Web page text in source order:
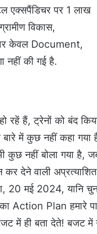
एक्सपैंडिचर पर 1 लाख
विकास,
पर केवल Document,
नहीं की गई है.
रहें हैं, ट्रेनों को बंद
में कुछ नहीं कहा गया
कुछ नहीं बोला गया है,
देने वाली अप्रत्याशित
20 मई 2024, यानि
का Action Plan हमारे
में ही बता देते! बजट में